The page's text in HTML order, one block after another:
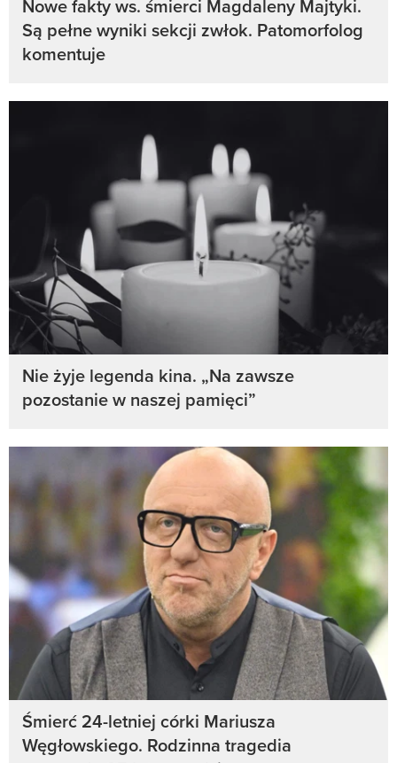
Nowe fakty ws. śmierci Magdaleny Majtyki.
Są pełne wyniki sekcji zwłok. Patomorfolog
komentuje
Nie żyje legenda kina. „Na zawsze
pozostanie w naszej pamięci”
Śmierć 24-letniej córki Mariusza
Węgłowskiego. Rodzinna tragedia